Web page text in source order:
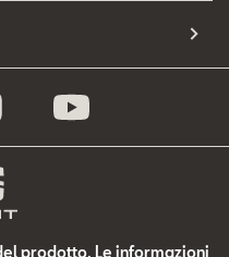
prodotto. Le informazioni